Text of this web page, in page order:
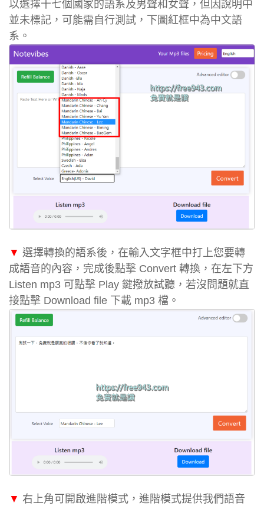
以選擇十七個國家的語系及男聲和女聲，但因說明中
並未標記，可能需自行測試，下圖紅框中為中文語
系。
▼ 選擇轉換的語系後，在輸入文字框中打上您要轉
成語音的內容，完成後點擊 Convert 轉換，在左下方
Listen mp3 可點擊 Play 鍵撥放試聽，若沒問題就直
接點擊 Download file 下載 mp3 檔。
▼ 右上角可開啟進階模式，進階模式提供我們語音